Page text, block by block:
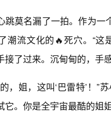
跳莫名漏了一拍。作为
潮流文化的🔥死穴。“
接了过来。沉甸甸的，手
，姐，这叫‘巴雷特’！”
它。你是全宇宙最酷的姐